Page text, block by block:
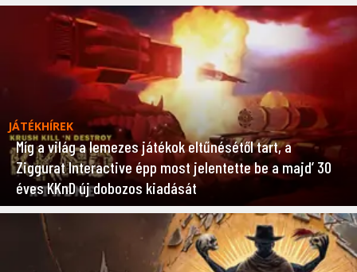
JÁTÉKHÍREK
Míg a világ a lemezes játékok eltűnésétől tart, a
Ziggurat Interactive épp most jelentette be a majd’ 30
éves KKnD új dobozos kiadását